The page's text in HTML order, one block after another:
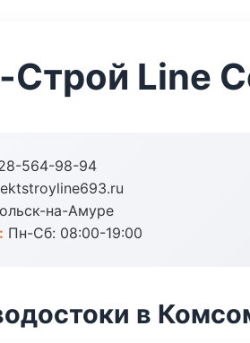
Строй Line
564-98-94
на-Амуре
Пн-Сб: 08:00-19:00
в